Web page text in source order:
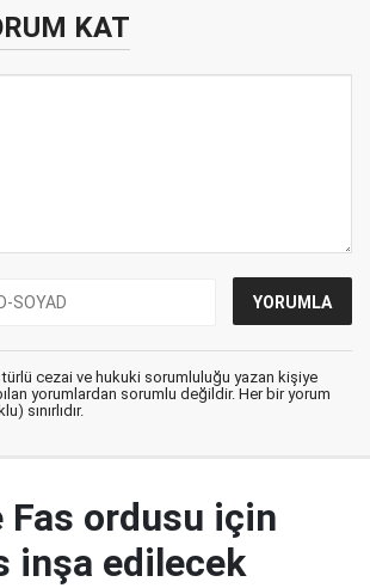
KAT
türlü cezai ve hukuki sorumluluğu yazan kişiye
yorumlardan sorumlu değildir. Her bir yorum
sınırlıdır.
Fas ordusu için
inşa edilecek